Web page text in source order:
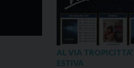
AL VIA
ESTIVA